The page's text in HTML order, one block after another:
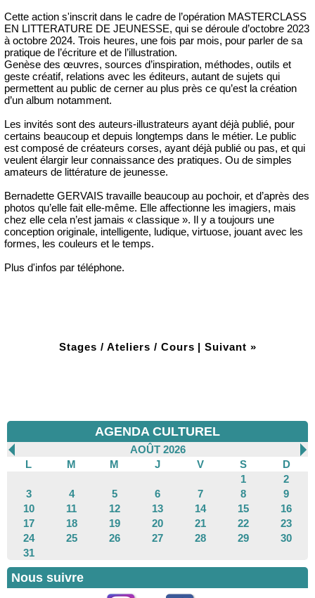
Cette action s'inscrit dans le cadre de l’opération MASTERCLASS
EN LITTERATURE DE JEUNESSE, qui se déroule d’octobre 2023
à octobre 2024. Trois heures, une fois par mois, pour parler de sa
pratique de l’écriture et de l’illustration.
Genèse des œuvres, sources d’inspiration, méthodes, outils et
geste créatif, relations avec les éditeurs, autant de sujets qui
permettent au public de cerner au plus près ce qu’est la création
d’un album notamment.
Les invités sont des auteurs-illustrateurs ayant déjà publié, pour
certains beaucoup et depuis longtemps dans le métier. Le public
est composé de créateurs corses, ayant déjà publié ou pas, et qui
veulent élargir leur connaissance des pratiques. Ou de simples
amateurs de littérature de jeunesse.
Bernadette GERVAIS travaille beaucoup au pochoir, et d’après des
photos qu’elle fait elle-même. Elle affectionne les imagiers, mais
chez elle cela n’est jamais « classique ». Il y a toujours une
conception originale, intelligente, ludique, virtuose, jouant avec les
formes, les couleurs et le temps.
Plus d'infos par téléphone.
Stages / Ateliers / Cours | Suivant »
AGENDA CULTUREL
AOÛT 2026
L
M M J V S
D
1
2
3
4 5 6 7 8
9
10
11 12 13 14 15
16
17
18 19 20 21 22
23
24
25 26 27 28 29
30
31
Nous suivre